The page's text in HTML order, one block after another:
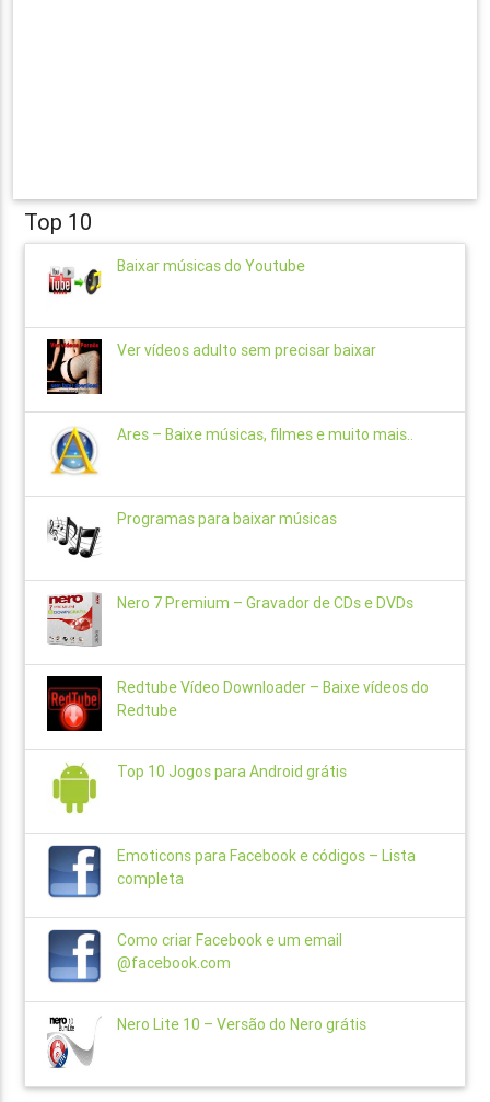
Top 10
Baixar músicas do Youtube
Ver vídeos adulto sem precisar baixar
Ares – Baixe músicas, filmes e muito mais..
Programas para baixar músicas
Nero 7 Premium – Gravador de CDs e DVDs
Redtube Vídeo Downloader – Baixe vídeos do
Redtube
Top 10 Jogos para Android grátis
Emoticons para Facebook e códigos – Lista
completa
Como criar Facebook e um email
@facebook.com
Nero Lite 10 – Versão do Nero grátis